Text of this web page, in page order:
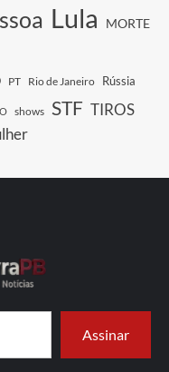
Lula MORTE
PT Rio de Janeiro Rússia
shows STF TIROS
Assinar